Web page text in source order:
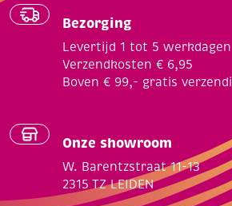
Bezorging
Levertijd 1 tot 5 werkdagen
Verzendkosten € 6,95
Boven € 99,- gratis
Onze showroom
W. Barentzstraat 11-13
2315 TZ LEIDEN